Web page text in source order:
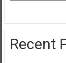
Recent